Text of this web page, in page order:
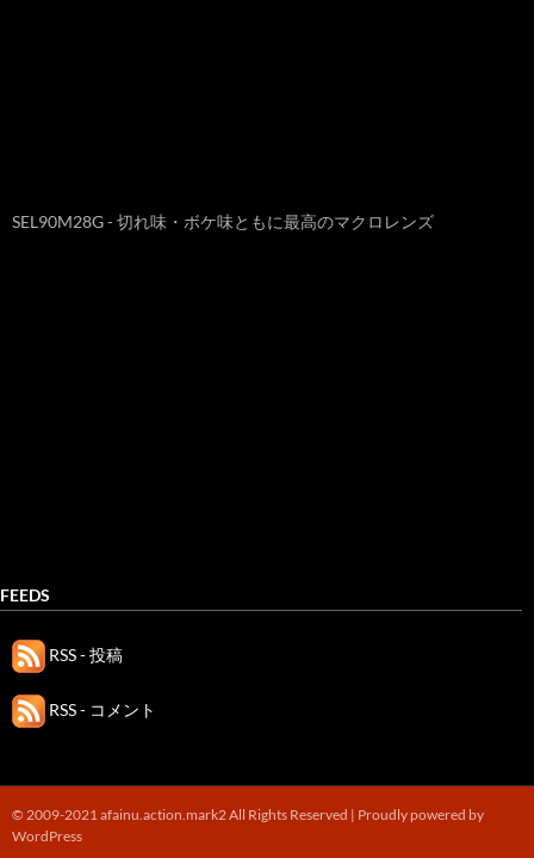
SEL90M28G - 切れ味・ボケ味ともに最高のマクロレンズ
FEEDS
RSS - 投稿
RSS - コメント
© 2009-2021 afainu.action.mark2 All Rights Reserved | Proudly powered by
WordPress